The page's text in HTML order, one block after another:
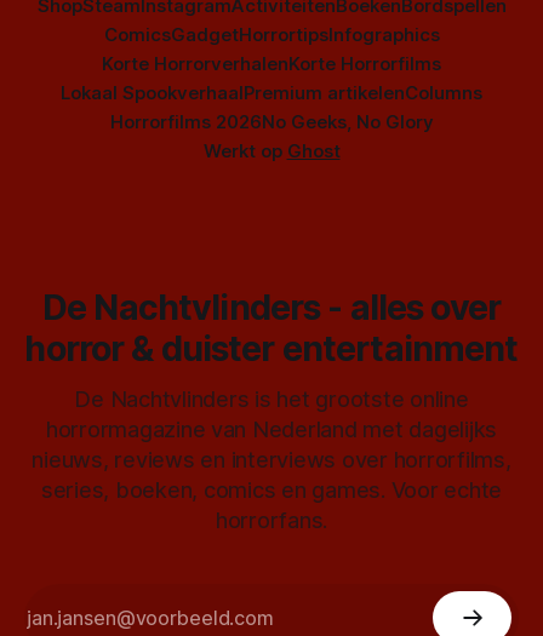
ShopSteamInstagramActiviteitenBoekenBordspellen
ComicsGadgetHorrortipsInfographics
Korte HorrorverhalenKorte Horrorfilms
Lokaal SpookverhaalPremium artikelenColumns
Horrorfilms 2026No Geeks, No Glory
Werkt op Ghost
De Nachtvlinders - alles over
horror & duister entertainment
De Nachtvlinders is het grootste online
horrormagazine van Nederland met dagelijks
nieuws, reviews en interviews over horrorfilms,
series, boeken, comics en games. Voor echte
horrorfans.